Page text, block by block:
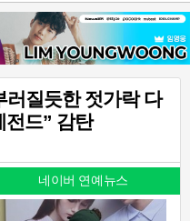
러질듯한 젓가락 다
드” 감탄
네이버 연예뉴스